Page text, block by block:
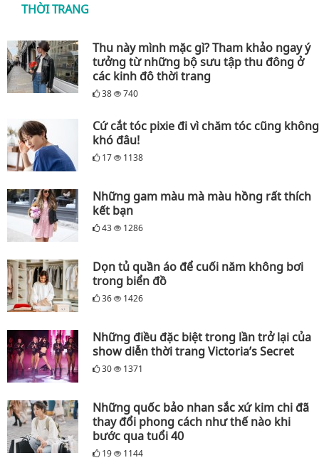
THỜI TRANG
Thu này mình mặc gì? Tham khảo ngay ý
tưởng từ những bộ sưu tập thu đông ở
các kinh đô thời trang
38 740
Cứ cắt tóc pixie đi vì chăm tóc cũng không
khó đâu!
17 1138
Những gam màu mà màu hồng rất thích
kết bạn
43 1286
Dọn tủ quần áo để cuối năm không bơi
trong biển đồ
36 1426
Những điều đặc biệt trong lần trở lại của
show diễn thời trang Victoria’s Secret
30 1371
Những quốc bảo nhan sắc xứ kim chi đã
thay đổi phong cách như thế nào khi
bước qua tuổi 40
19 1144